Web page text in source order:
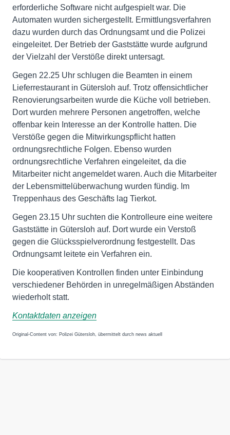
erforderliche Software nicht aufgespielt war. Die
Automaten wurden sichergestellt. Ermittlungsverfahren
dazu wurden durch das Ordnungsamt und die Polizei
eingeleitet. Der Betrieb der Gaststätte wurde aufgrund
der Vielzahl der Verstöße direkt untersagt.
Gegen 22.25 Uhr schlugen die Beamten in einem
Lieferrestaurant in Gütersloh auf. Trotz offensichtlicher
Renovierungsarbeiten wurde die Küche voll betrieben.
Dort wurden mehrere Personen angetroffen, welche
offenbar kein Interesse an der Kontrolle hatten. Die
Verstöße gegen die Mitwirkungspflicht hatten
ordnungsrechtliche Folgen. Ebenso wurden
ordnungsrechtliche Verfahren eingeleitet, da die
Mitarbeiter nicht angemeldet waren. Auch die Mitarbeiter
der Lebensmittelüberwachung wurden fündig. Im
Treppenhaus des Geschäfts lag Tierkot.
Gegen 23.15 Uhr suchten die Kontrolleure eine weitere
Gaststätte in Gütersloh auf. Dort wurde ein Verstoß
gegen die Glücksspielverordnung festgestellt. Das
Ordnungsamt leitete ein Verfahren ein.
Die kooperativen Kontrollen finden unter Einbindung
verschiedener Behörden in unregelmäßigen Abständen
wiederholt statt.
Kontaktdaten anzeigen
Original-Content von: Polizei Gütersloh, übermittelt durch news aktuell